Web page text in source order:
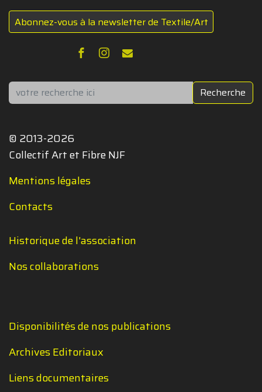
Abonnez-vous à la newsletter de Textile/Art
Rechercher Recherche
© 2013-2026
Collectif Art et Fibre NJF
Mentions légales
Contacts
Historique de l'association
Nos collaborations
Disponibilités de nos publications
Archives Editoriaux
Liens documentaires